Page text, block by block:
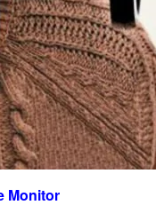
Monitor